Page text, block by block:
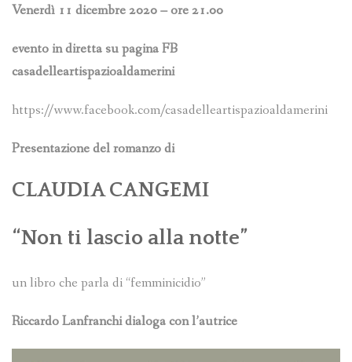
Venerdì 11 dicembre 2020 – ore 21.00
evento in diretta su pagina FB
casadelleartispazioaldamerini
https://www.facebook.com/casadelleartispazioaldamerini
Presentazione del romanzo di
CLAUDIA CANGEMI
“Non ti lascio alla notte”
un libro che parla di “femminicidio”
Riccardo Lanfranchi dialoga con l’autrice